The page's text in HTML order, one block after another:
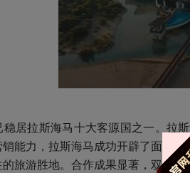
稳居拉斯海马十大客源国之一。拉
能力，拉斯海马成功开辟了面向
旅游胜地。合作成果显著，双方期